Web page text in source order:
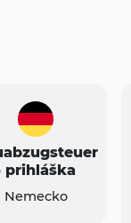
prihláška
Nemecko